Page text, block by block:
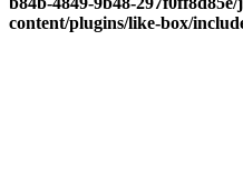
content/plugins/like-box/